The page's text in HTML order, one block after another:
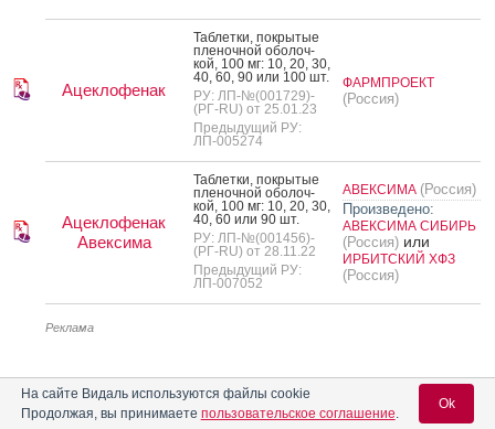
Ацеклофенак
Таб­летки, пок­ры­тые
пле­ноч­ной обо­лоч­
кой, 100 мг: 10, 20, 30,
40, 60, 90 или 100 шт.
РУ: ЛП-№(001729)-
(РГ-RU) от 25.01.23
Предыдущий РУ:
ЛП-005274
ФАРМПРОЕКТ
(Россия)
Ацеклофенак
Авексима
Таб­летки, пок­ры­тые
пле­ноч­ной обо­лоч­
кой, 100 мг: 10, 20, 30,
40, 60 или 90 шт.
РУ: ЛП-№(001456)-
(РГ-RU) от 28.11.22
Предыдущий РУ:
ЛП-007052
АВЕКСИМА (Россия)
Произведено:
АВЕКСИМА СИБИРЬ
(Россия) или
ИРБИТСКИЙ ХФЗ
(Россия)
Реклама
На сайте Видаль используются файлы cookie
Продолжая, вы принимаете пользовательское соглашение.
Ok